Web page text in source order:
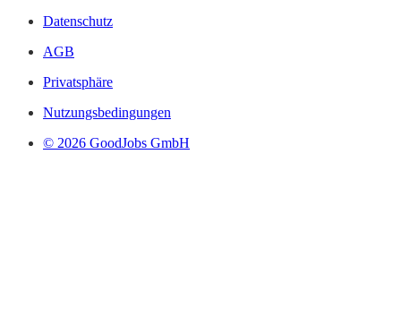
Datenschutz
AGB
Privatsphäre
Nutzungsbedingungen
© 2026 GoodJobs GmbH